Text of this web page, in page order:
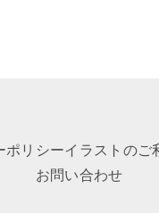
ポリシーイラストのご
お問い合わせ